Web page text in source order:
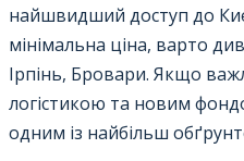
найшвидший доступ до
мінімальна ціна, варто
Ірпінь, Бровари. Якщо
логістикою та новим
одним із найбільш